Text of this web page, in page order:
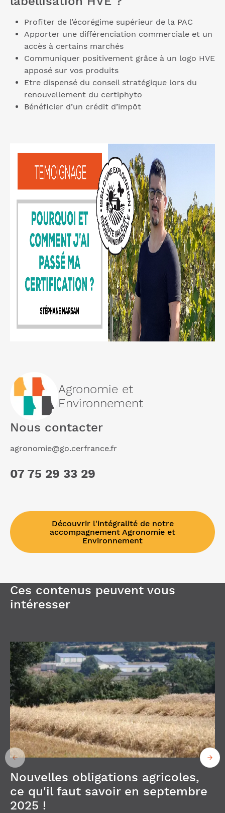
Profiter de l’écorégime supérieur de la PAC
Apporter une différenciation commerciale et un
accès à certains marchés
Communiquer positivement grâce à un logo HVE
apposé sur vos produits
Etre dispensé du conseil stratégique lors du
renouvellement du certiphyto
Bénéficier d’un crédit d’impôt
Agronomie et
Environnement
Nous contacter
agronomie@go.cerfrance.fr
07 75 29 33 29
Découvrir l'intégralité de notre
accompagnement Agronomie et
Environnement
Ces contenus peuvent vous
intéresser
Nouvelles obligations agricoles,
ce qu'il faut savoir en septembre
2025 !